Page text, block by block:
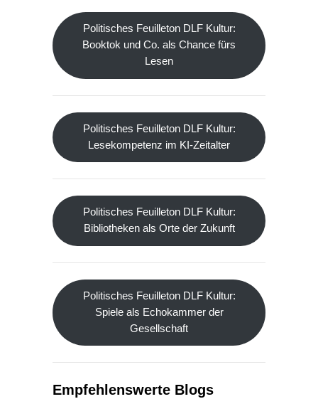
Politisches Feuilleton DLF Kultur:
Booktok und Co. als Chance fürs
Lesen
Politisches Feuilleton DLF Kultur:
Lesekompetenz im KI-Zeitalter
Politisches Feuilleton DLF Kultur:
Bibliotheken als Orte der Zukunft
Politisches Feuilleton DLF Kultur:
Spiele als Echokammer der
Gesellschaft
Empfehlenswerte Blogs